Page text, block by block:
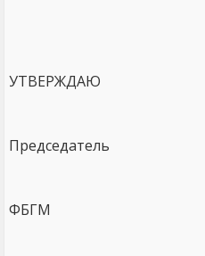
УТВЕРЖДАЮ
Председатель
ФБГМ